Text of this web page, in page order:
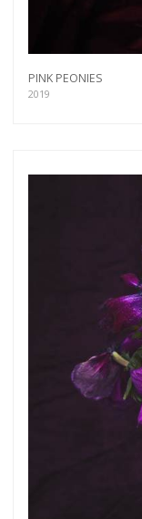
PINK PEONIES
2019